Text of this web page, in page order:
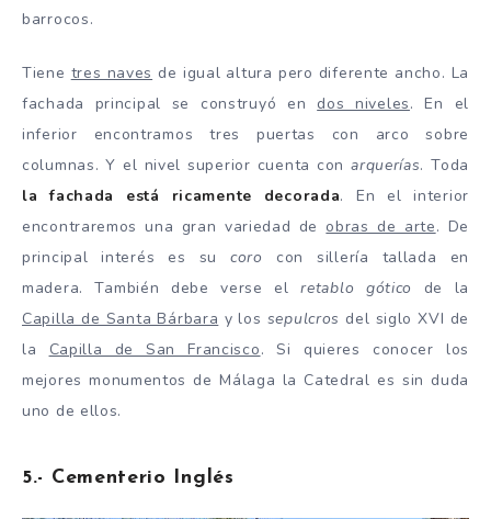
barrocos.
Tiene tres naves de igual altura pero diferente ancho. La
fachada principal se construyó en dos niveles. En el
inferior encontramos tres puertas con arco sobre
columnas. Y el nivel superior cuenta conarquerías. Toda
la fachada está ricamente decorada. En el interior
encontraremos una gran variedad de obras de arte. De
principal interés es sucoro
con sillería tallada en
madera. También debe verse elretablo gótico
de la
Capilla de Santa Bárbara y los sepulcros del siglo XVI de
la Capilla de San Francisco. Si quieres conocer los
mejores monumentos de Málaga la Catedral es sin duda
uno de ellos.
5.- Cementerio Inglés